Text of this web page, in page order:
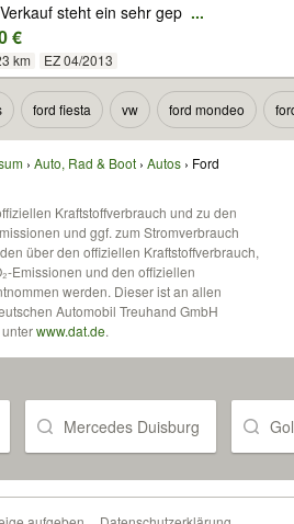
steht ein sehr gep ...
€
km EZ 04/2013
ford fiesta vw ford mondeo
Auto, Rad & Boot Autos Ford
Kraftstoffverbrauch und zu den
und ggf. zum Stromverbrauch
über den offiziellen Kraftstoffverbrauch,
Emissionen und den offiziellen
werden. Dieser ist an allen
Automobil Treuhand GmbH
www.dat.de.
Mercedes Duisburg